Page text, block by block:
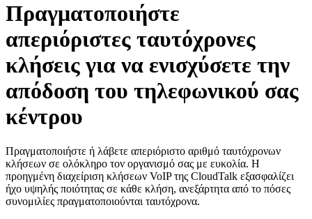
Πραγματοποιήστε
απεριόριστες ταυτόχρονες
κλήσεις για να ενισχύσετε την
απόδοση του τηλεφωνικού σας
κέντρου
Πραγματοποιήστε ή λάβετε απεριόριστο αριθμό ταυτόχρονων
κλήσεων σε ολόκληρο τον οργανισμό σας με ευκολία. Η
προηγμένη διαχείριση κλήσεων VoIP της CloudTalk εξασφαλίζει
ήχο υψηλής ποιότητας σε κάθε κλήση, ανεξάρτητα από το πόσες
συνομιλίες πραγματοποιούνται ταυτόχρονα.